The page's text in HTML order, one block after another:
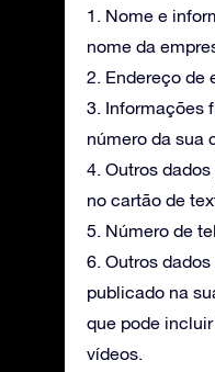
1. Nome e
nome da
2. Endereço de
3. Informações
número da sua
4. Outros
no cartão de
5. Número de
6. Outros
publicado na
que pode
vídeos.